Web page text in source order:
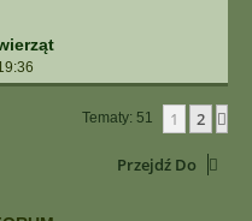
Tematy: 51 1 2
Przejdź Do